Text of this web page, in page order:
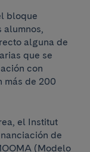
bloque
alumnos,
alguna de
que se
con
más de 200
el Institut
de
(Modelo